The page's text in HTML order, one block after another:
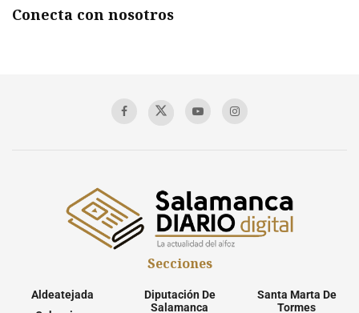
Conecta con nosotros
Secciones
Aldeatejada
Diputación De
Salamanca
Santa Marta De
Tormes